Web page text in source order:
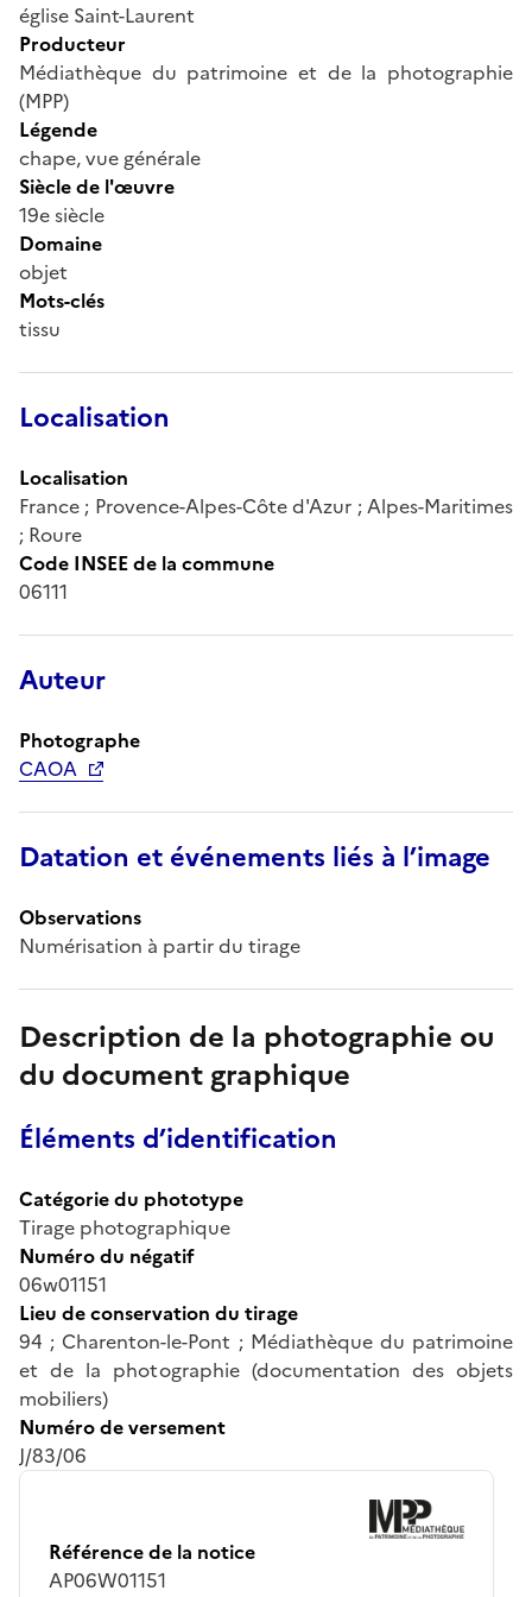
église Saint-Laurent
Producteur
Médiathèque du patrimoine et de la photographie
(MPP)
Légende
chape, vue générale
Siècle de l'œuvre
19e siècle
Domaine
objet
Mots-clés
tissu
Localisation
Localisation
France ; Provence-Alpes-Côte d'Azur ; Alpes-Maritimes
; Roure
Code INSEE de la commune
06111
Auteur
Photographe
CAOA
Datation et événements liés à l’image
Observations
Numérisation à partir du tirage
Description de la photographie ou
du document graphique
Éléments d’identification
Catégorie du phototype
Tirage photographique
Numéro du négatif
06w01151
Lieu de conservation du tirage
94 ; Charenton-le-Pont ; Médiathèque du patrimoine
et de la photographie (documentation des objets
mobiliers)
Numéro de versement
J/83/06
Référence de la notice
AP06W01151